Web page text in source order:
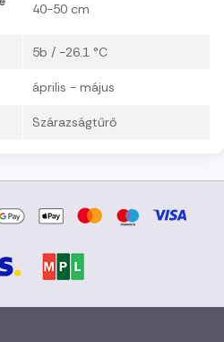
40-50 cm
5b / -26.1 °C
április - május
Szárazságtűrő